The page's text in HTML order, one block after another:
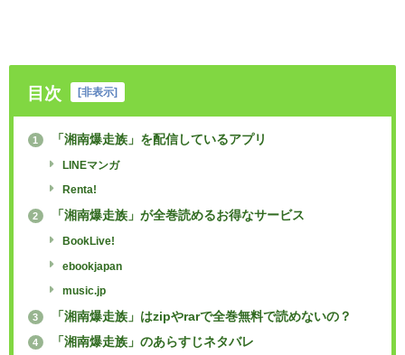
目次 [非表示]
1 「湘南爆走族」を配信しているアプリ
LINEマンガ
Renta!
2 「湘南爆走族」が全巻読めるお得なサービス
BookLive!
ebookjapan
music.jp
3 「湘南爆走族」はzipやrarで全巻無料で読めないの？
4 「湘南爆走族」のあらすじネタバレ